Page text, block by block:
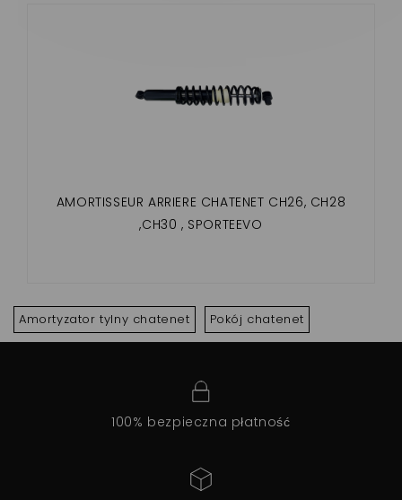
AMORTISSEUR ARRIERE CHATENET CH26, CH28
,CH30 , SPORTEEVO
Amortyzator tylny chatenet Pokój chatenet
100% bezpieczna płatność